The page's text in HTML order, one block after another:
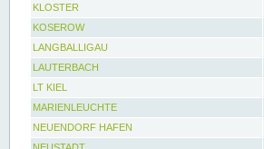
KLOSTER
KOSEROW
LANGBALLIGAU
LAUTERBACH
LT KIEL
MARIENLEUCHTE
NEUENDORF HAFEN